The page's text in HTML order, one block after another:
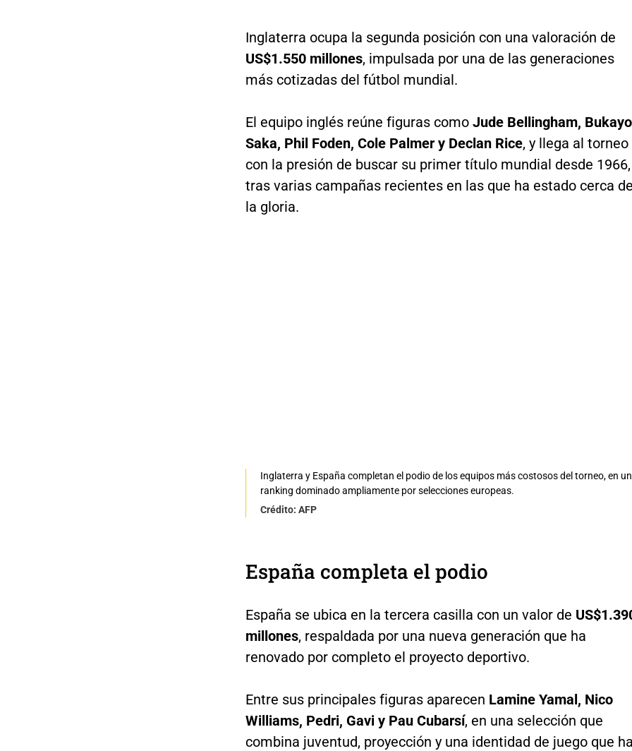
Inglaterra ocupa la segunda posición con una valoración de
US$1.550 millones, impulsada por una de las generaciones
más cotizadas del fútbol mundial.
El equipo inglés reúne figuras como Jude Bellingham, Bukayo
Saka, Phil Foden, Cole Palmer y Declan Rice, y llega al torneo
con la presión de buscar su primer título mundial desde 1966,
tras varias campañas recientes en las que ha estado cerca
la gloria.
Inglaterra y España completan el podio de los equipos más costosos del torneo, en un
ranking dominado ampliamente por selecciones europeas.
Crédito: AFP
España completa el podio
España se ubica en la tercera casilla con un valor de
millones, respaldada por una nueva generación que ha
renovado por completo el proyecto deportivo.
Entre sus principales figuras aparecen Lamine Yamal, Nico
Williams, Pedri, Gavi y Pau Cubarsí, en una selección que
combina juventud, proyección y una identidad de juego que